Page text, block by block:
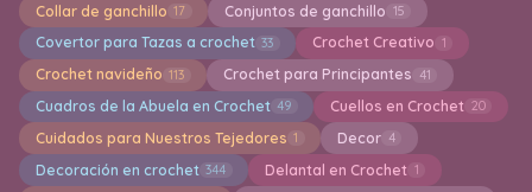
Collar de ganchillo 17 Conjuntos de ganchillo 15
Covertor para Tazas a crochet 33 Crochet Creativo 1
Crochet navideño 113 Crochet para Principantes 41
Cuadros de la Abuela en Crochet 49 Cuellos en Crochet 20
Cuidados para Nuestros Tejedores 1 Decor 4
Decoración en crochet 344 Delantal en Crochet 1